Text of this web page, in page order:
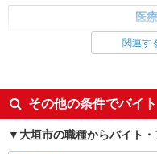
医
未経験歓迎
ボーナス・賞与あり
交通費支給
関連す
その他の条件でバイ
大垣市の職種からバイト